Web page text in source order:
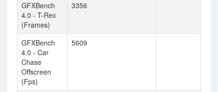
GFXBench
4.0 - T-Rex
(Frames)
3356
GFXBench
4.0 - Car
Chase
Offscreen
(Fps)
5609